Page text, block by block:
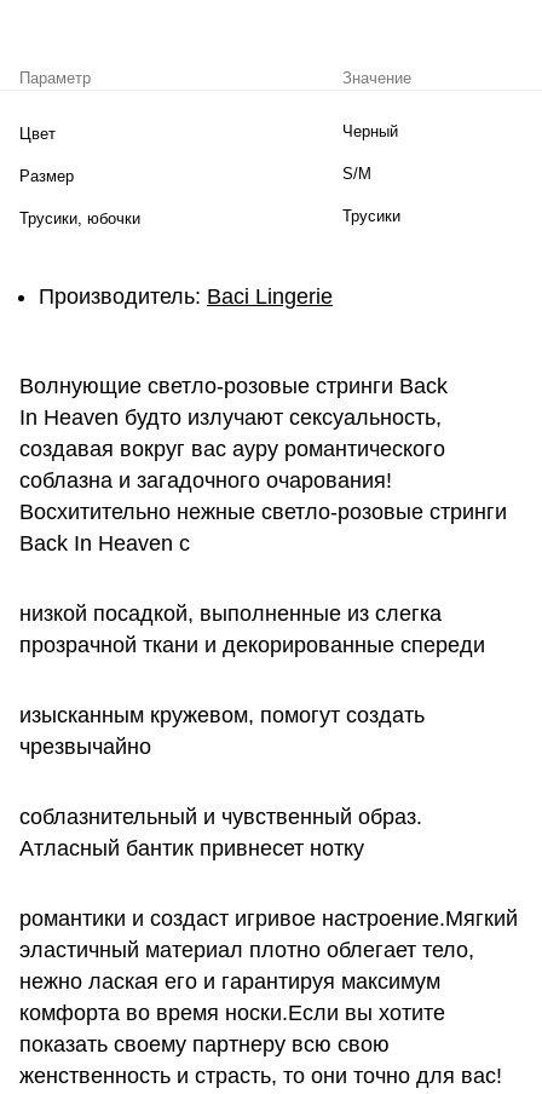
Параметр Значение
Цвет Черный
Размер S/M
Трусики, юбочки Трусики
Производитель: Baci Lingerie
Волнующие светло-розовые стринги Back
In Heaven будто излучают сексуальность,
создавая вокруг вас ауру романтического
соблазна и загадочного очарования!
Восхитительно нежные светло-розовые стринги
Back In Heaven с
низкой посадкой, выполненные из слегка
прозрачной ткани и декорированные спереди
изысканным кружевом, помогут создать
чрезвычайно
соблазнительный и чувственный образ.
Атласный бантик привнесет нотку
романтики и создаст игривое настроение.Мягкий
эластичный материал плотно облегает тело,
нежно лаская его и гарантируя максимум
комфорта во время носки.Если вы хотите
показать своему партнеру всю свою
женственность и страсть, то они точно для вас!